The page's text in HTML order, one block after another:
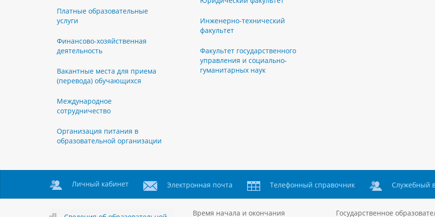
Платные образовательные
услуги
Финансово-хозяйственная
деятельность
Вакантные места для приема
(перевода) обучающихся
Международное
сотрудничество
Организация питания в
образовательной организации
Инженерно-технический
факультет
Факультет государственного
управления и социально-
гуманитарных наук
Личный кабинет Электронная почта Телефонный справочник Служебный
Время начала и окончания Государственное